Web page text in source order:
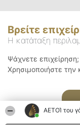
ΑΕΤΟΊ του
Βρείτε
Η κατάταξη
Ψάχνετε
Χρησιμοποιήστε την